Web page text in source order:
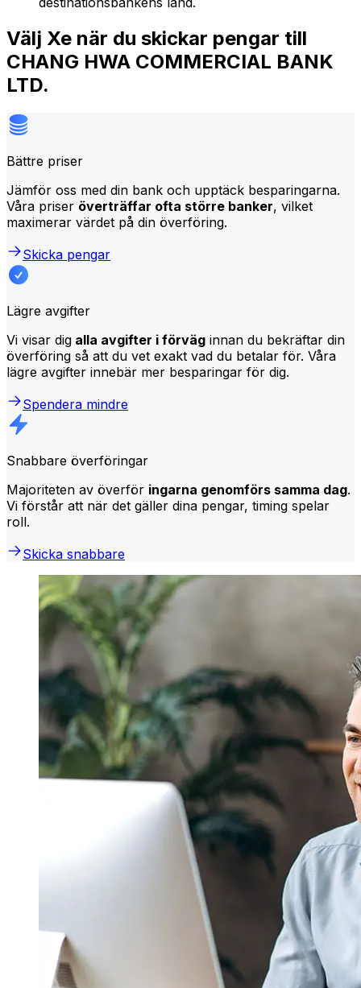
Välj Xe när du skickar pengar till
CHANG HWA COMMERCIAL BANK
LTD.
Bättre priser
Jämför oss med din bank och upptäck besparingarna.
Våra priser överträffar ofta större banker, vilket
maximerar värdet på din överföring.
Skicka pengar
Lägre avgifter
Vi visar dig alla avgifter i förväg innan du bekräftar din
överföring så att du vet exakt vad du betalar för. Våra
lägre avgifter innebär mer besparingar för dig.
Spendera mindre
Snabbare överföringar
Majoriteten av överför ingarna genomförs samma dag.
Vi förstår att när det gäller dina pengar, timing spelar
roll.
Skicka snabbare